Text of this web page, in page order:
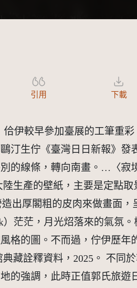
引用 下載
伊較早參加臺展的工筆重
汀生佇《臺灣日日新報》發
的線條，轉向南畫。…〈寂
生產的壁紙，主要是定點取
出厚閣粗的皮肉來做畫面，
茫茫，月光炤落來的氣氛
格的圖。不而過，佇伊歷年
藏詮釋資料，2025。 不同
的強調，此時正值郭氏旅遊